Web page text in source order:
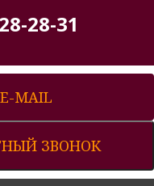
28-31
MAIL
ЗВОНОК